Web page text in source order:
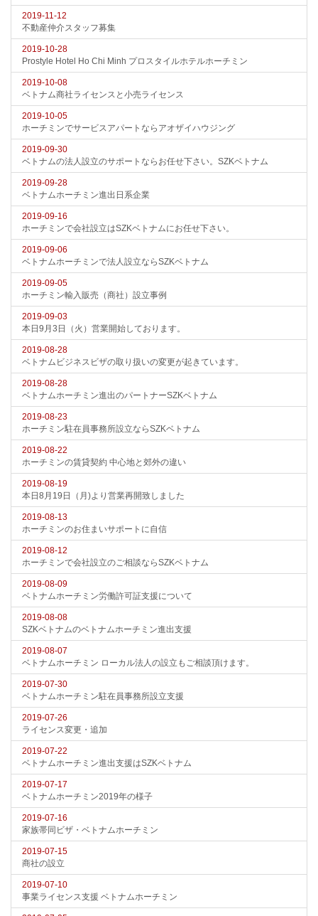
2019-11-12
不動産仲介スタッフ募集
2019-10-28
Prostyle Hotel Ho Chi Minh プロスタイルホテルホーチミン
2019-10-08
ベトナム商社ライセンスと小売ライセンス
2019-10-05
ホーチミンでサービスアパートならアオザイハウジング
2019-09-30
ベトナムの法人設立のサポートならお任せ下さい。SZKベトナム
2019-09-28
ベトナムホーチミン進出日系企業
2019-09-16
ホーチミンで会社設立はSZKベトナムにお任せ下さい。
2019-09-06
ベトナムホーチミンで法人設立ならSZKベトナム
2019-09-05
ホーチミン輸入販売（商社）設立事例
2019-09-03
本日9月3日（火）営業開始しております。
2019-08-28
ベトナムビジネスビザの取り扱いの変更が起きています。
2019-08-28
ベトナムホーチミン進出のパートナーSZKベトナム
2019-08-23
ホーチミン駐在員事務所設立ならSZKベトナム
2019-08-22
ホーチミンの賃貸契約 中心地と郊外の違い
2019-08-19
本日8月19日（月)より営業再開致しました
2019-08-13
ホーチミンのお住まいサポートに自信
2019-08-12
ホーチミンで会社設立のご相談ならSZKベトナム
2019-08-09
ベトナムホーチミン労働許可証支援について
2019-08-08
SZKベトナムのベトナムホーチミン進出支援
2019-08-07
ベトナムホーチミン ローカル法人の設立もご相談頂けます。
2019-07-30
ベトナムホーチミン駐在員事務所設立支援
2019-07-26
ライセンス変更・追加
2019-07-22
ベトナムホーチミン進出支援はSZKベトナム
2019-07-17
ベトナムホーチミン2019年の様子
2019-07-16
家族帯同ビザ・ベトナムホーチミン
2019-07-15
商社の設立
2019-07-10
事業ライセンス支援 ベトナムホーチミン